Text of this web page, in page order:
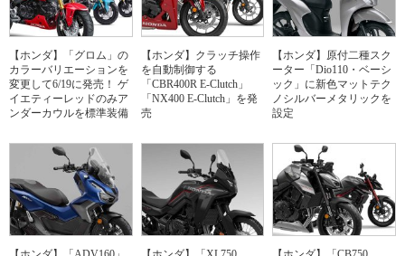
【ホンダ】「グロム」の
カラーバリエーションを
変更して6/19に発売！ ゲ
イエティーレッドのみア
ンダーカウルを標準装備
【ホンダ】クラッチ操作
を自動制御する
「CBR400R E-Clutch」
「NX400 E-Clutch」を発
売
【ホンダ】原付二種スク
ーター「Dio110・ベーシ
ック」に新色マットテク
ノシルバーメタリックを
設定